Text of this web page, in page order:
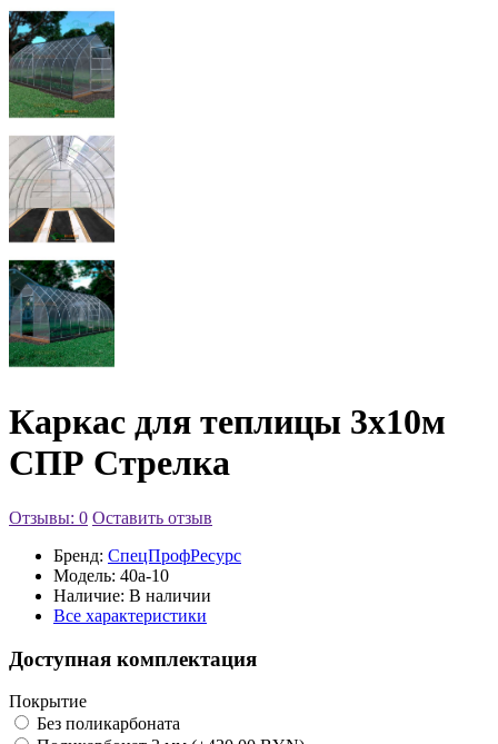
Каркас для теплицы 3х10м
СПР Стрелка
Отзывы: 0 Оставить отзыв
Бренд: СпецПрофРесурс
Модель: 40а-10
Наличие: В наличии
Все характеристики
Доступная комплектация
Покрытие
Без поликарбоната